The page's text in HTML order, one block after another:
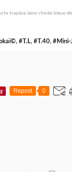
, #T.L, #T.40, #Mini-
Repost 0